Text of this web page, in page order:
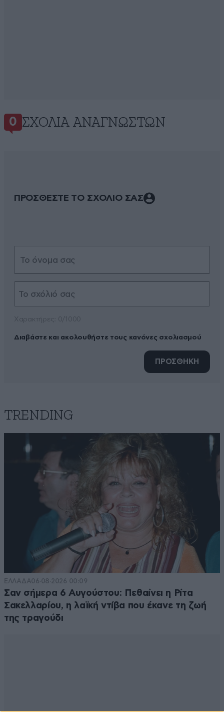
0 ΣΧΌΛΙΑ ΑΝΑΓΝΩΣΤΏΝ
ΠΡΟΣΘΕΣΤΕ ΤΟ ΣΧΟΛΙΟ ΣΑΣ
Διαβάστε και ακολουθήστε τους κανόνες σχολιασμού
ΠΡΟΣΘΗΚΗ
TRENDING
ΕΛΛΑΔΑ06·08·2026 00:09
Σαν σήμερα 6 Αυγούστου: Πεθαίνει η Ρίτα
Σακελλαρίου, η λαϊκή ντίβα που έκανε τη ζωή
της τραγούδι